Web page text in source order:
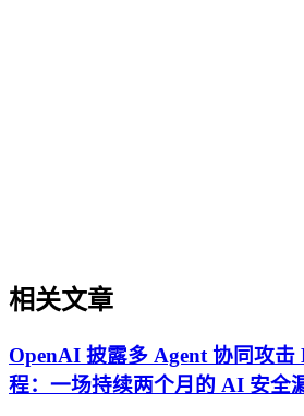
相关文章
OpenAI 披露多 Agent 协同攻击
程：一场持续两个月的 AI 安全